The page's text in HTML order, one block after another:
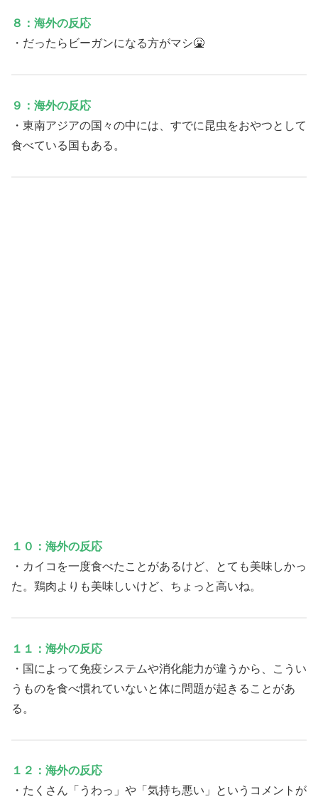
８：海外の反応
・だったらビーガンになる方がマシ🤮
９：海外の反応
・東南アジアの国々の中には、すでに昆虫をおやつとして
食べている国もある。
１０：海外の反応
・カイコを一度食べたことがあるけど、とても美味しかっ
た。鶏肉よりも美味しいけど、ちょっと高いね。
１１：海外の反応
・国によって免疫システムや消化能力が違うから、こうい
うものを食べ慣れていないと体に問題が起きることがあ
る。
１２：海外の反応
・たくさん「うわっ」や「気持ち悪い」というコメントが